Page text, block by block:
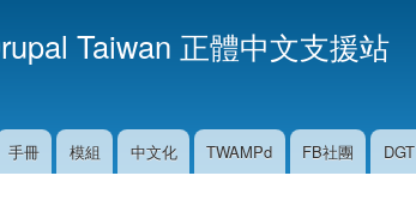
Taiwan 正體中文支援站
手冊 模組 中文化 TWAMPd FB社團 DGT